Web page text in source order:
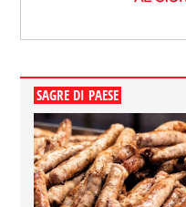
SAGRE DI PAESE